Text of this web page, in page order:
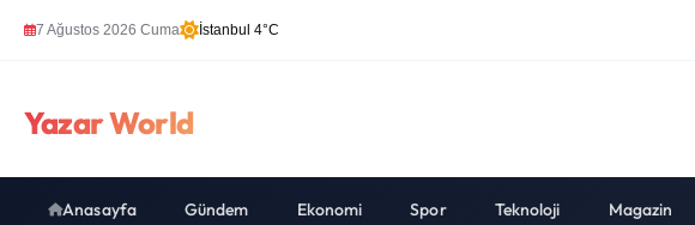
7 Ağustos 2026 Cuma İstanbul 4°C
Yazar World
Anasayfa Gündem Ekonomi Spor Teknoloji Magazin